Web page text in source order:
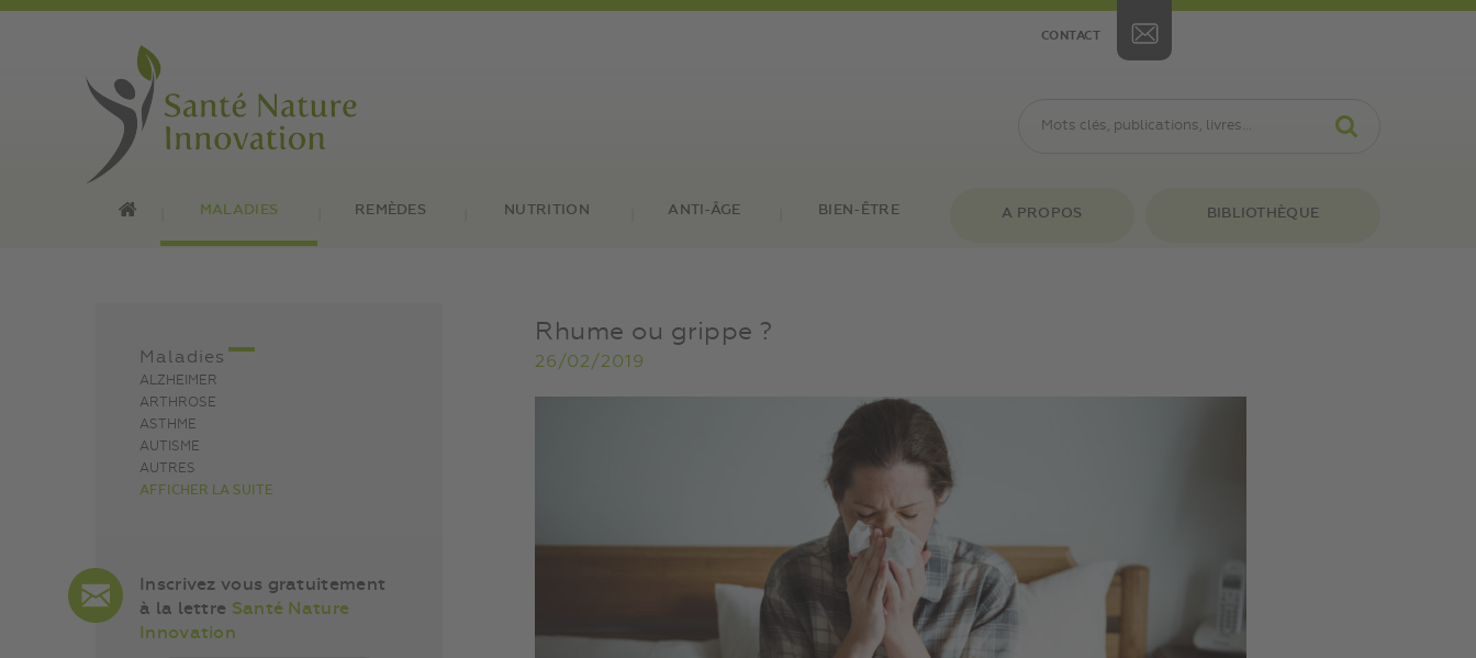
CONTACT
MALADIES REMÈDES NUTRITION ANTI-ÂGE BIEN-ÊTRE A PROPOS BIBLIOTHÈQUE
Maladies
ALZHEIMER
ARTHROSE
ASTHME
AUTISME
AUTRES
AFFICHER LA SUITE
Inscrivez vous gratuitement
à la lettre Santé Nature
Innovation
Rhume ou grippe ?
26/02/2019